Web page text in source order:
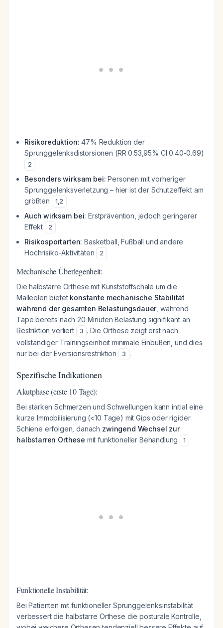
Risikoreduktion: 47% Reduktion der
Sprunggelenksdistorsionen (RR 0.53,95% CI 0.40-0.69)
2
Besonders wirksam bei: Personen mit vorheriger
Sprunggelenksverletzung – hier ist der Schutzeffekt am
größten
1,2
Auch wirksam bei: Erstprävention, jedoch geringerer
Effekt
2
Risikosportarten: Basketball, Fußball und andere
Hochrisiko-Aktivitäten
2
Mechanische Überlegenheit:
Die halbstarre Orthese mit Kunststoffschale um die
Malleolen bietet konstante mechanische Stabilität
während der gesamten Belastungsdauer, während
Tape bereits nach 20 Minuten Belastung signifikant an
Restriktion verliert
3 . Die Orthese zeigt erst nach
vollständiger Trainingseinheit minimale Einbußen, und dies
nur bei der Eversionsrestriktion
3 .
Spezifische Indikationen
Akutphase (erste 10 Tage):
Bei starken Schmerzen und Schwellungen kann initial eine
kurze Immobilisierung (<10 Tage) mit Gips oder rigider
Schiene erfolgen, danach zwingend Wechsel zur
halbstarren Orthese mit funktioneller Behandlung 1
Funktionelle Instabilität:
Bei Patienten mit funktioneller Sprunggelenksinstabilität
verbessert die halbstarre Orthese die posturale Kontrolle,